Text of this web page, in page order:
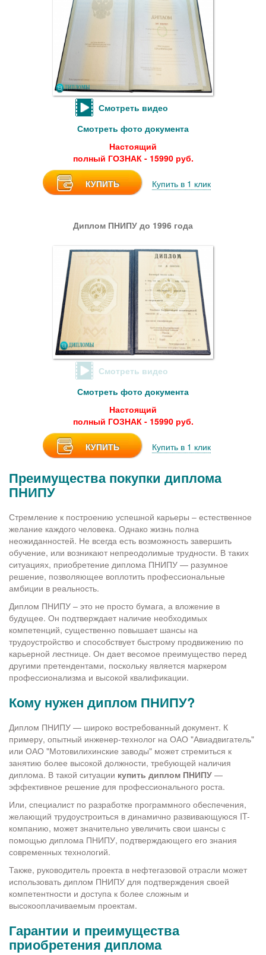
Смотреть видео
Смотреть фото документа
Настоящий
полный ГОЗНАК - 15990 руб.
КУПИТЬ Купить в 1 клик
Диплом ПНИПУ до 1996 года
Смотреть видео
Смотреть фото документа
Настоящий
полный ГОЗНАК - 15990 руб.
КУПИТЬ Купить в 1 клик
Преимущества покупки диплома
ПНИПУ
Стремление к построению успешной карьеры – естественное
желание каждого человека. Однако жизнь полна
неожиданностей. Не всегда есть возможность завершить
обучение, или возникают непреодолимые трудности. В таких
ситуациях, приобретение диплома ПНИПУ — разумное
решение, позволяющее воплотить профессиональные
амбиции в реальность.
Диплом ПНИПУ – это не просто бумага, а вложение в
будущее. Он подтверждает наличие необходимых
компетенций, существенно повышает шансы на
трудоустройство и способствует быстрому продвижению по
карьерной лестнице. Он дает весомое преимущество перед
другими претендентами, поскольку является маркером
профессионализма и высокой квалификации.
Кому нужен диплом ПНИПУ?
Диплом ПНИПУ — широко востребованный документ. К
примеру, опытный инженер-технолог на ОАО "Авиадвигатель"
или ОАО "Мотовилихинские заводы" может стремиться к
занятию более высокой должности, требующей наличия
диплома. В такой ситуации купить диплом ПНИПУ —
эффективное решение для профессионального роста.
Или, специалист по разработке программного обеспечения,
желающий трудоустроиться в динамично развивающуюся IT-
компанию, может значительно увеличить свои шансы с
помощью диплома ПНИПУ, подтверждающего его знания
современных технологий.
Также, руководитель проекта в нефтегазовой отрасли может
использовать диплом ПНИПУ для подтверждения своей
компетентности и доступа к более сложным и
высокооплачиваемым проектам.
Гарантии и преимущества
приобретения диплома